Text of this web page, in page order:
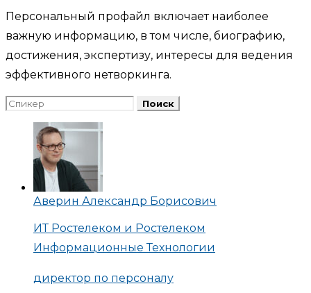
Персональный профайл включает наиболее
важную информацию, в том числе, биографию,
достижения, экспертизу, интересы для ведения
эффективного нетворкинга.
Аверин Александр Борисович
ИТ Ростелеком и Ростелеком
Информационные Технологии
директор по персоналу